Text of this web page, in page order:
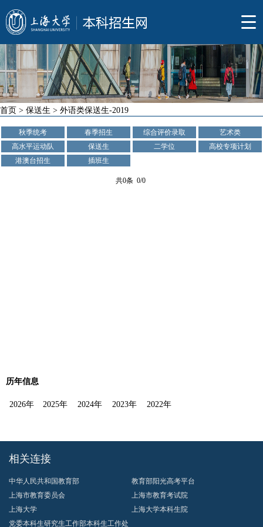
首页 > 保送生 > 外语类保送生-2019
秋季统考 春季招生 综合评价录取
艺术类
高水平运动队
保送生 二学位
高校专项计划
港澳台招生
插班生
共0条 0/0
历年信息
2026年 2025年 2024年 2023年 2022年
相关连接
中华人民共和国教育部
教育部阳光高考平台
上海市教育委员会
上海市教育考试院
上海大学
上海大学本科生院
党委本科生研究生工作部本科生工作处